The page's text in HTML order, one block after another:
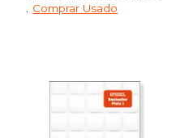
Comprar Usado